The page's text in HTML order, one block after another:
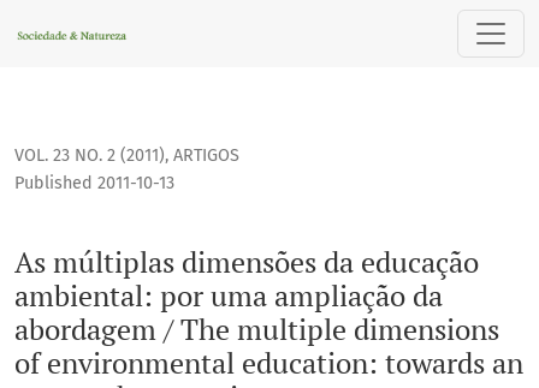
As múltiplas dimensões da educação ambiental: por
VOL. 23 NO. 2 (2011), ARTIGOS
As múltiplas dimensões da educação
ambiental: por uma ampliação da
abordagem / The multiple dimensions
of environmental education: towards an
Published 2011-10-13